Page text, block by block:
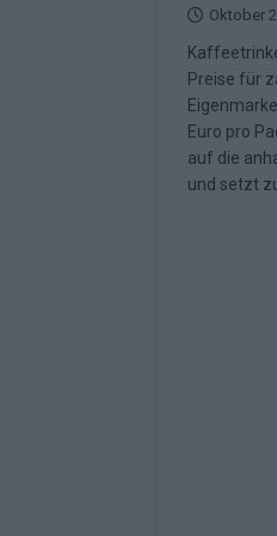
Oktober
Preise für
Euro pro
auf die
und setzt